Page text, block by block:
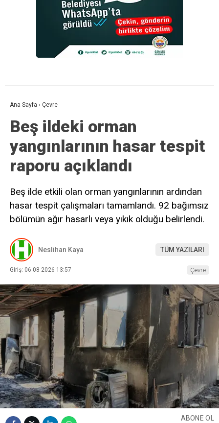
Ana Sayfa › Çevre
Beş ildeki orman
yangınlarının hasar tespit
raporu açıklandı
Beş ilde etkili olan orman yangınlarının ardından
hasar tespit çalışmaları tamamlandı. 92 bağımsız
bölümün ağır hasarlı veya yıkık olduğu belirlendi.
Neslihan Kaya TÜM YAZILARI
Giriş: 06-08-2026 13:57 Çevre
ABONE OL